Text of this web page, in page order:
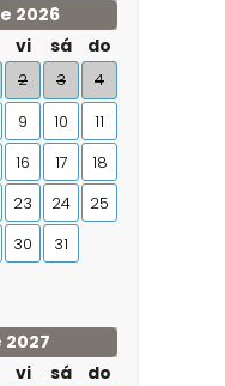
2026
vi sá do
2 3 4
9 10
11
16 17
18
23 24
25
30 31
vi sá do